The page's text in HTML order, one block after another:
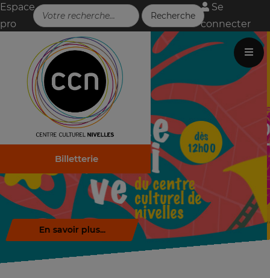
Espace
pro
Se
connecter
Billetterie
Télécharger la brochure (.pdf)